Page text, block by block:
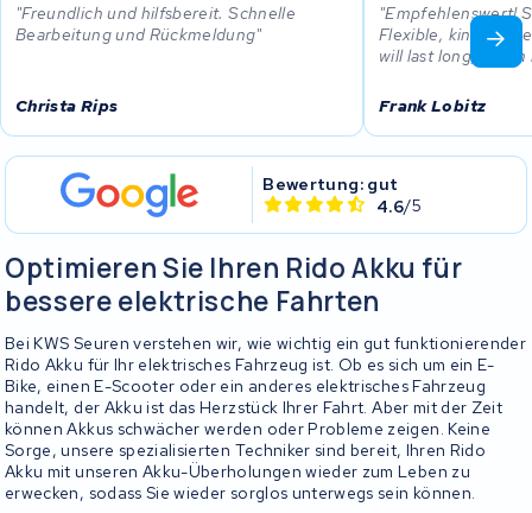
Freundlich und hilfsbereit. Schnelle
Bearbeitung und Rückmeldung
Christa Rips
Empfehlenswert!
Flexible, kind...
will last long, if.. I'm
Frank Lobitz
Bewertung: gut
4.6/5
Optimieren Sie Ihren Rido Akku für
bessere elektrische Fahrten
Bei KWS Seuren verstehen wir, wie wichtig ein gut funktionierender
Rido Akku für Ihr elektrisches Fahrzeug ist. Ob es sich um ein E-
Bike, einen E-Scooter oder ein anderes elektrisches Fahrzeug
handelt, der Akku ist das Herzstück Ihrer Fahrt. Aber mit der Zeit
können Akkus schwächer werden oder Probleme zeigen. Keine
Sorge, unsere spezialisierten Techniker sind bereit, Ihren Rido
Akku mit unseren Akku-Überholungen wieder zum Leben zu
erwecken, sodass Sie wieder sorglos unterwegs sein können.